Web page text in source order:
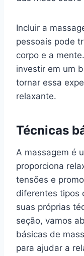
Incluir a
pessoais pode
corpo e a
investir em um
tornar essa
relaxante.
Técnicas
A massagem é
proporciona
tensões e
diferentes tipos
suas próprias
seção, vamos
básicas de
para ajudar a